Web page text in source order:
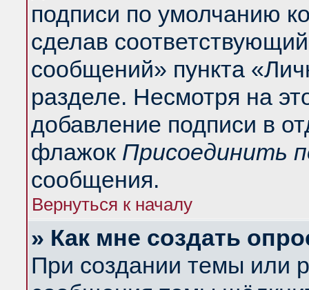
подписи по умолчанию
сделав
сообщений» пункта
разделе. Несмотря на
добавление подписи в
флажок Присоединить
сообщения.
Вернуться к началу
» Как мне создать
При создании темы или